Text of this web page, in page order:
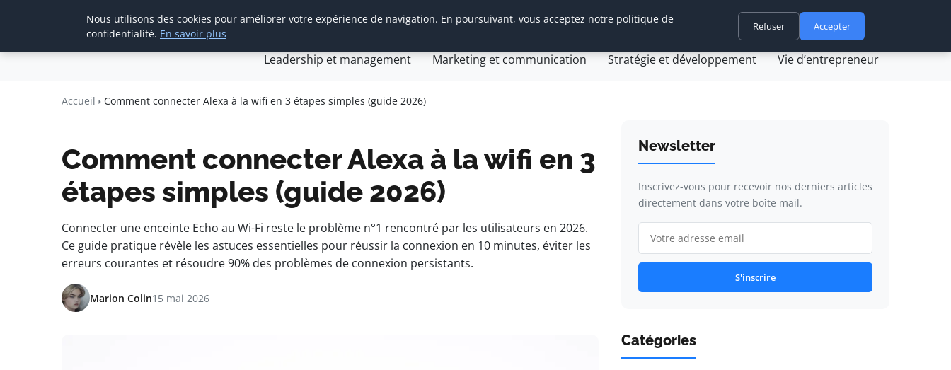
Agence Media Com Web
Accueil Création d’entreprise General Gestion et finances Innovation et technologie Juridique et fiscalité
Leadership et management Marketing et communication Stratégie et développement Vie d’entrepreneur
Accueil Comment connecter Alexa à la wifi en 3 étapes simples (guide 2026)
Comment connecter Alexa à la wifi en 3
étapes simples (guide 2026)
Connecter une enceinte Echo au Wi-Fi reste le problème n°1 rencontré par les utilisateurs en 2026.
Ce guide pratique révèle les astuces essentielles pour réussir la connexion en 10 minutes, éviter les
erreurs courantes et résoudre 90% des problèmes de connexion persistants.
Marion Colin15 mai 2026
Newsletter
Inscrivez-vous pour recevoir nos derniers articles
directement dans votre boîte mail.
S'inscrire
Catégories
Nous utilisons des cookies pour améliorer votre expérience de navigation. En poursuivant, vous acceptez notre politique de
confidentialité. En savoir plus
Refuser Accepter